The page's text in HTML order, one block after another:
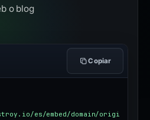
o blog
Copiar
es/embed/domain/origi